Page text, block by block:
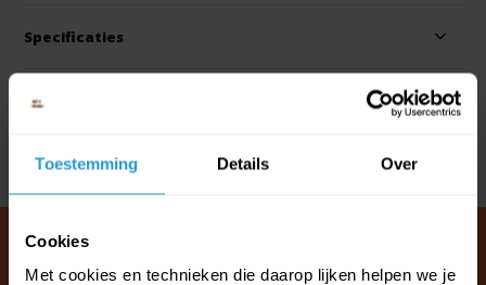
Toestemming Details Over
Cookies
Met cookies en technieken die daarop lijken helpen we je
Specificaties
Reviews
Delen